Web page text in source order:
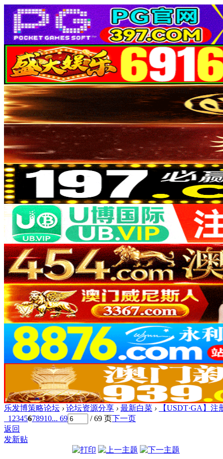
乐发博策略论坛 › 论坛资源分享 › 最新白菜 ›
【USDT·GA】注
1 2345678910... 69 / 69 页下一页
返回
发新贴